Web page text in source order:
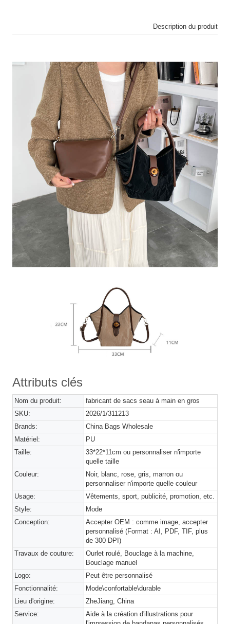
Description du produit
Attributs clés
Nom du produit:
fabricant de sacs seau à main en gros
SKU:
2026/1/311213
Brands:
China Bags Wholesale
Matériel:
PU
Taille:
33*22*11cm ou personnaliser n'importe
quelle taille
Couleur:
Noir, blanc, rose, gris, marron ou
personnaliser n'importe quelle couleur
Usage:
Vêtements, sport, publicité, promotion, etc.
Style:
Mode
Conception:
Accepter OEM : comme image, accepter
personnalisé (Format : AI, PDF, TIF, plus
de 300 DPI)
Travaux de couture:
Ourlet roulé, Bouclage à la machine,
Bouclage manuel
Logo:
Peut être personnalisé
Fonctionnalité:
Mode\confortable\durable
Lieu d'origine:
ZheJiang, China
Service:
Aide à la création d'illustrations pour